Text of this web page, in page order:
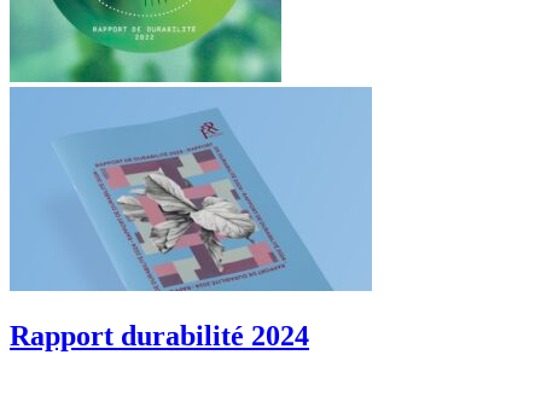
Rapport durabilité 2024